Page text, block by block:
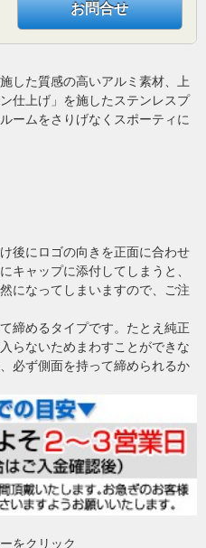
お問合せ
した質感の高いアルミ素材、上
仕上げ」を施したステンレスプ
ームをさりげなくスポーティに
後にロゴの向きを正面に合わせ
キャップに添付してしまうと、
になってしまいますので、ご注
締めるタイプです。たとえ純正
らないためまわすことができな
必ず側面を持って締められるか
をクリック